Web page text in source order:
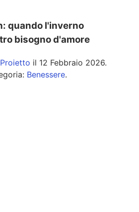
quando l'inverno
bisogno d'amore
il 12 Febbraio 2026.
Benessere.